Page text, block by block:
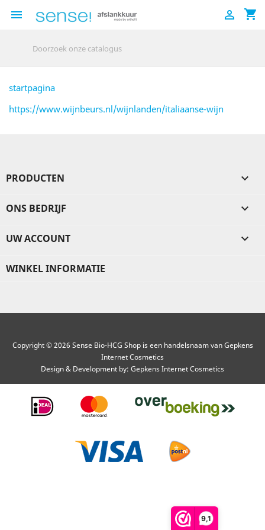
9,1
 shopping_cart

startpagina
https://www.wijnbeurs.nl/wijnlanden/italiaanse-wijn
PRODUCTEN 
ONS BEDRIJF 
UW ACCOUNT 
WINKEL INFORMATIE
Copyright © 2026 Sense Bio-HCG Shop is een handelsnaam van Gepkens
Internet Cosmetics
Design & Development by: Gepkens Internet Cosmetics